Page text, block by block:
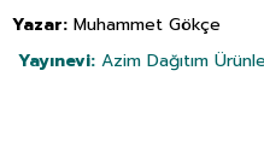
Yazar: Muhammet Gökçe
Yayınevi: Azim Dağıtım